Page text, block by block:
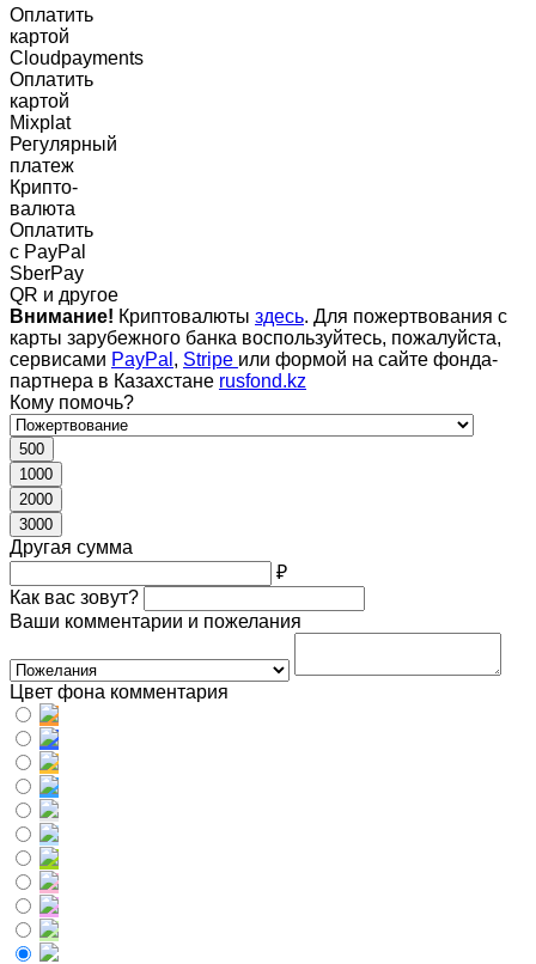
Оплатить
картой
Cloudpayments
Оплатить
картой
Mixplat
Регулярный
платеж
Крипто-
валюта
Оплатить
c PayPal
SberPay
QR и другое
Внимание! Криптовалюты здесь. Для пожертвования с
карты зарубежного банка воспользуйтесь, пожалуйста,
сервисами PayPal , Stripe или формой на сайте фонда-
партнера в Казахстане rusfond.kz
Кому помочь?
500
1000
2000
3000
Другая сумма
₽
Как вас зовут?
Ваши комментарии и пожелания
Цвет фона комментария